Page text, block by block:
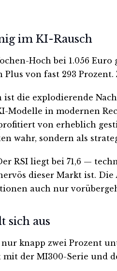
im KI-Rausch
Hoch bei 1.056
von fast 293
die explodierende
Modelle in modernen
von erheblich
wahr, sondern als
RSI liegt bei 71,6 —
dieser Markt ist.
auch nur
sich aus
knapp zwei Prozent
der MI300-Serie und